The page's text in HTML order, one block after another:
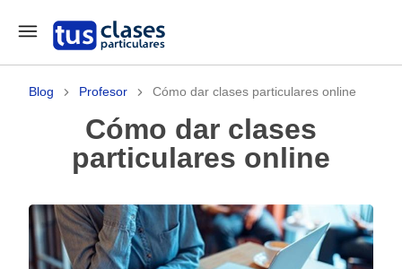
Blog Profesor Cómo dar clases particulares online
Cómo dar clases
particulares online